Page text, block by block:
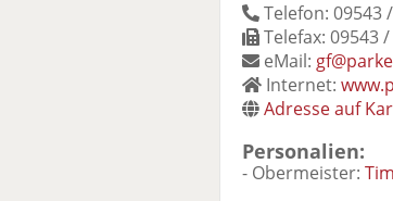
Telefon: 09543
Telefax: 09543 /
eMail:
Internet:
Adresse auf
Personalien:
- Obermeister: